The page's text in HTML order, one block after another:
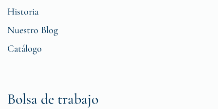
Historia
Nuestro Blog
Catálogo
Bolsa de trabajo